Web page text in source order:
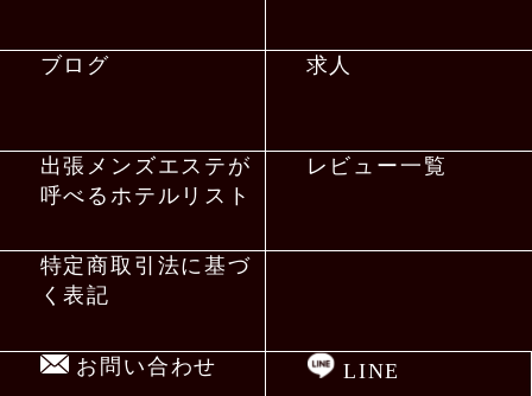
ブログ 求人
出張メンズエステが
呼べるホテルリスト
レビュー一覧
特定商取引法に基づ
く表記
お問い合わせ LINE